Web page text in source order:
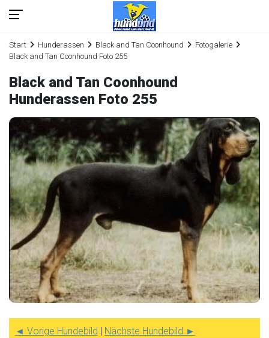
Start Hunderassen Black and Tan Coonhound
Fotogalerie
Black and Tan Coonhound Foto 255
Black and Tan Coonhound
Hunderassen Foto 255
◄ Vorige Hundebild Nächste Hundebild ►